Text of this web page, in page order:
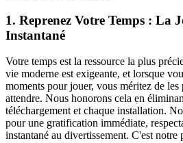
1. Reprenez Votre Temps : La
Instantané
Votre temps est la ressource la plus
vie moderne est exigeante, et lorsque
moments pour jouer, vous méritez de les
attendre. Nous honorons cela en
téléchargement et chaque installation.
pour une gratification immédiate,
instantané au divertissement. C'est notre